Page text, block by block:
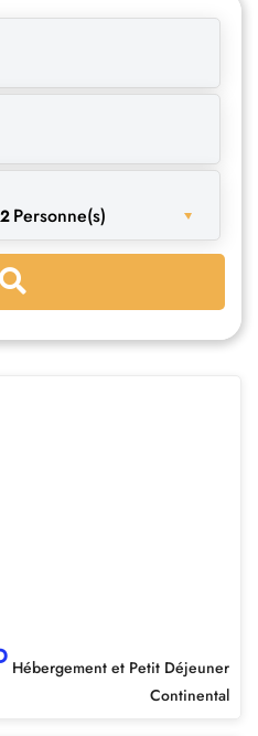
2 Personne(s)
Hébergement et Petit Déjeuner
Continental